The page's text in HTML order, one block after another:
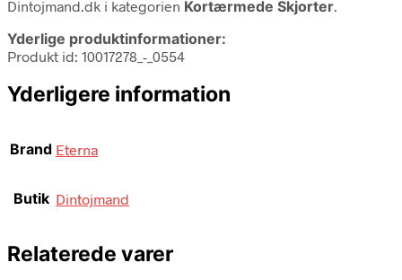
Dintojmand.dk i kategorien Kortærmede Skjorter.
Yderlige produktinformationer:
Produkt id: 10017278_-_0554
Yderligere information
Brand Eterna
Butik Dintojmand
Relaterede varer